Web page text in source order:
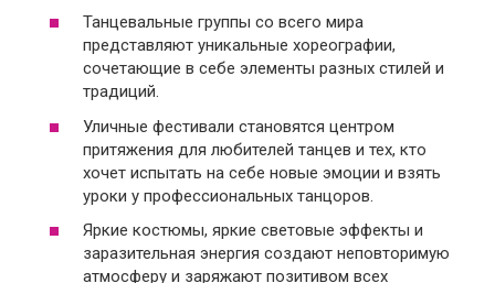
Танцевальные группы со всего мира
представляют уникальные хореографии,
сочетающие в себе элементы разных стилей и
традиций.
Уличные фестивали становятся центром
притяжения для любителей танцев и тех, кто
хочет испытать на себе новые эмоции и взять
уроки у профессиональных танцоров.
Яркие костюмы, яркие световые эффекты и
заразительная энергия создают неповторимую
атмосферу и заряжают позитивом всех